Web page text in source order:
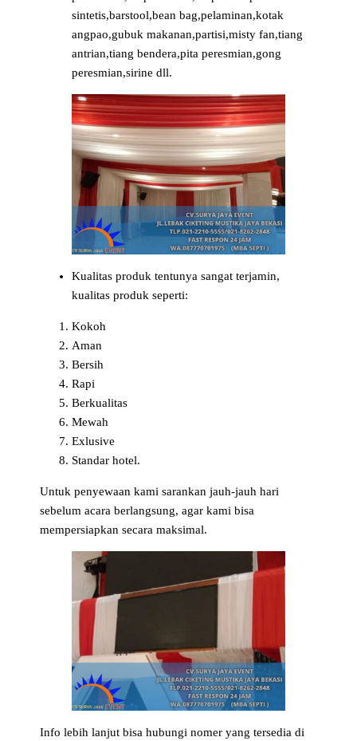
sintetis,barstool,bean bag,pelaminan,kotak
angpao,gubuk makanan,partisi,misty fan,tiang
antrian,tiang bendera,pita peresmian,gong
peresmian,sirine dll.
Kualitas produk tentunya sangat terjamin,
kualitas produk seperti:
Kokoh
Aman
Bersih
Rapi
Berkualitas
Mewah
Exlusive
Standar hotel.
Untuk penyewaan kami sarankan jauh-jauh hari
sebelum acara berlangsung, agar kami bisa
mempersiapkan secara maksimal.
Info lebih lanjut bisa hubungi nomer yang tersedia di